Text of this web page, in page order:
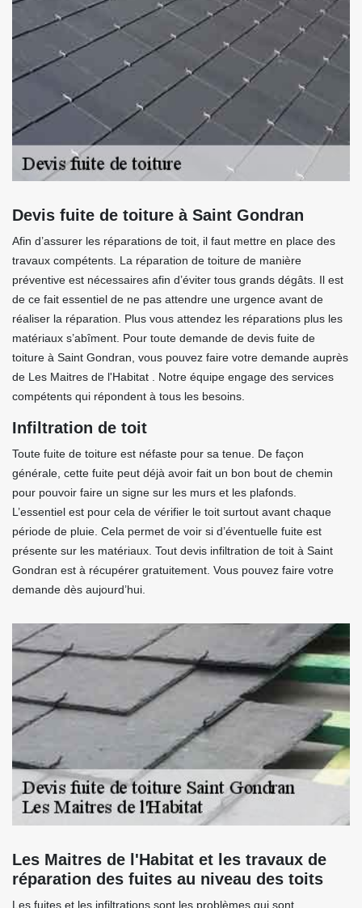
Devis fuite de toiture à Saint Gondran
Afin d’assurer les réparations de toit, il faut mettre en place des
travaux compétents. La réparation de toiture de manière
préventive est nécessaires afin d’éviter tous grands dégâts. Il est
de ce fait essentiel de ne pas attendre une urgence avant de
réaliser la réparation. Plus vous attendez les réparations plus les
matériaux s’abîment. Pour toute demande de devis fuite de
toiture à Saint Gondran, vous pouvez faire votre demande auprès
de Les Maitres de l'Habitat . Notre équipe engage des services
compétents qui répondent à tous les besoins.
Infiltration de toit
Toute fuite de toiture est néfaste pour sa tenue. De façon
générale, cette fuite peut déjà avoir fait un bon bout de chemin
pour pouvoir faire un signe sur les murs et les plafonds.
L’essentiel est pour cela de vérifier le toit surtout avant chaque
période de pluie. Cela permet de voir si d’éventuelle fuite est
présente sur les matériaux. Tout devis infiltration de toit à Saint
Gondran est à récupérer gratuitement. Vous pouvez faire votre
demande dès aujourd’hui.
Les Maitres de l'Habitat et les travaux de
réparation des fuites au niveau des toits
Les fuites et les infiltrations sont les problèmes qui sont